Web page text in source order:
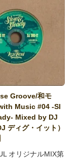
Groove/和モ
Music #04 -Sl
Mixed by DJ
ディグ・イット）
オリジナルMIX第